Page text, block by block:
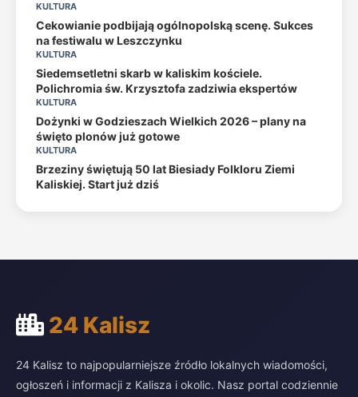
KULTURA
Cekowianie podbijają ogólnopolską scenę. Sukces
na festiwalu w Leszczynku
KULTURA
Siedemsetletni skarb w kaliskim kościele.
Polichromia św. Krzysztofa zadziwia ekspertów
KULTURA
Dożynki w Godzieszach Wielkich 2026 – plany na
święto plonów już gotowe
KULTURA
Brzeziny świętują 50 lat Biesiady Folkloru Ziemi
Kaliskiej. Start już dziś
24 Kalisz
24 Kalisz to najpopularniejsze źródło lokalnych wiadomości,
ogłoszeń i informacji z Kalisza i okolic. Nasz portal codziennie